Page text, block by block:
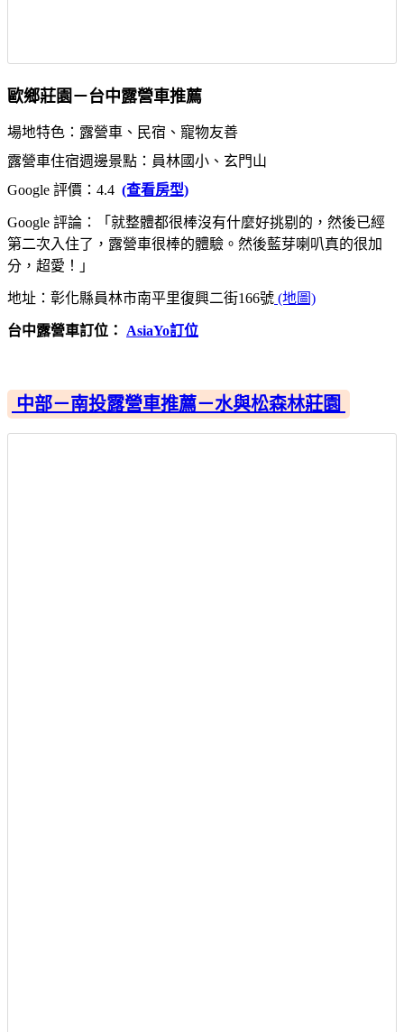
歐鄉莊園－台中露營車推薦
場地特色：露營車、民宿、寵物友善
露營車住宿週邊景點：員林國小、玄門山
Google 評價：4.4 (查看房型)
Google 評論：「就整體都很棒沒有什麼好挑剔的，然後已經
第二次入住了，露營車很棒的體驗。然後藍芽喇叭真的很加
分，超愛！」
地址：彰化縣員林市南平里復興二街166號 (地圖)
台中露營車訂位： AsiaYo訂位
中部－南投露營車推薦－水與松森林莊園